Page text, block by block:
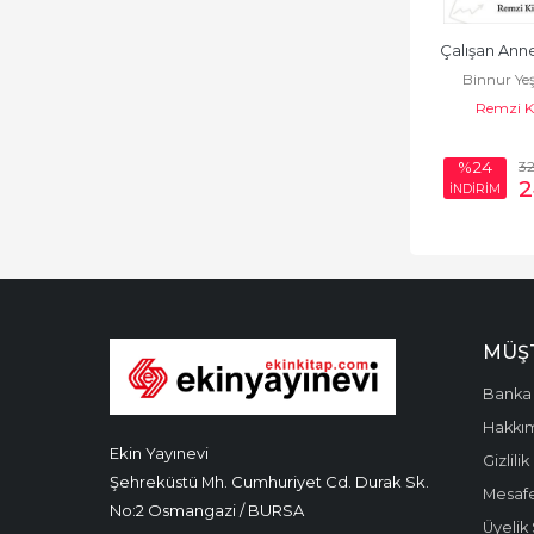
Çalışan
Binnur
Remzi
%24
İNDİRİM
Ekin Yayınevi
Şehreküstü Mh. Cumhuriyet Cd. Durak Sk.
No:2 Osmangazi / BURSA
Banka
Gizlilik
Üyelik